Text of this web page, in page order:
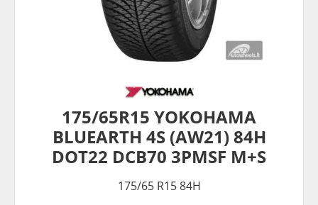
175/65R15 YOKOHAMA
BLUEARTH 4S (AW21) 84H
DOT22 DCB70 3PMSF M+S
175/65 R15 84H